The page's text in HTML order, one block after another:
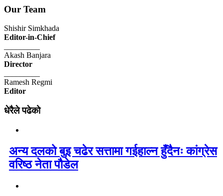
Our Team
Shishir Simkhada
Editor-in-Chief
Akash Banjara
Director
Ramesh Regmi
Editor
धेरैले पढेको
अन्य दलको बुइ चढेर सत्तामा गईहाल्न हुँदैनः कांग्रेस
वरिष्ठ नेता पौडेल